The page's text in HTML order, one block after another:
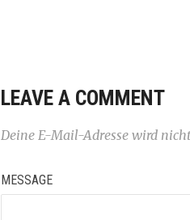
LEAVE A COMMENT
Deine E-Mail-Adresse wird
MESSAGE